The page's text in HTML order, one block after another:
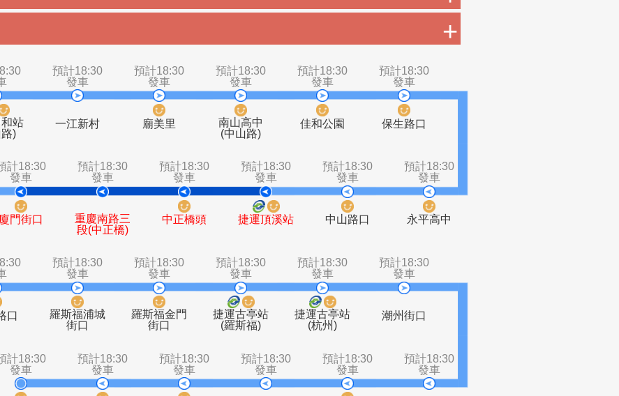
捷運中和站
(中山路)
預計18:30
發車
一江新村
預計18:30
廟美里
預計18:30
發車
南山高中
(中山路)
預計18:30
發車
佳和公園
預計18:30
發車
預計18:30
中山路口
預計18:30
發車
捷運頂溪站
預計18:30
發車
中正橋頭
預計18:30
發車
重慶南路三
段(中正橋)
預計18:30
發車
廈門街口
預計18:30
水源路口
預計18:30
羅斯福浦城
街口
預計18:30
羅斯福金門
街口
預計18:30
發車
捷運古亭站
(羅斯福)
預計18:30
發車
捷運古亭站
(杭州)
預計18:30